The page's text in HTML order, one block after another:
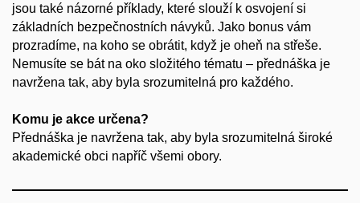
jsou také názorné příklady, které slouží k osvojení si
základních bezpečnostních návyků. Jako bonus vám
prozradíme, na koho se obrátit, když je oheň na střeše.
Nemusíte se bát na oko složitého tématu – přednáška je
navržena tak, aby byla srozumitelná pro každého.
Komu je akce určena?
Přednáška je navržena tak, aby byla srozumitelná široké
akademické obci napříč všemi obory.